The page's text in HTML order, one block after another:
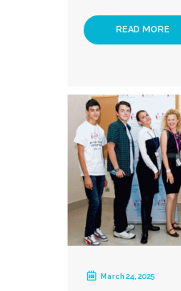
READ MORE
March 24, 2025